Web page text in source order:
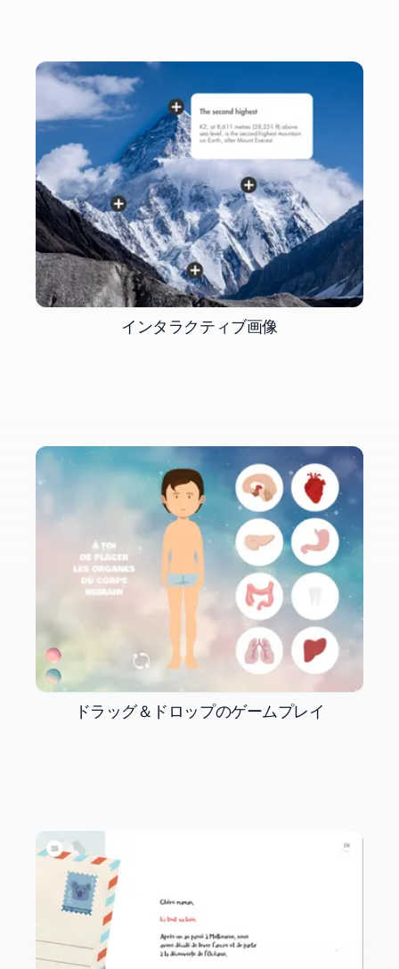
インタラクティブ画像
ドラッグ＆ドロップのゲームプレイ